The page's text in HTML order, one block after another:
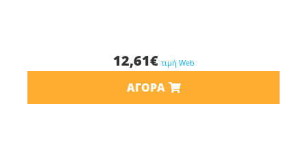
12,61€ τιμή Web
ΑΓΟΡΆ